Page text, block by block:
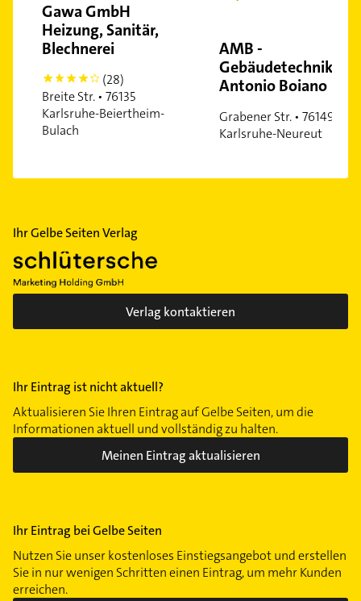
Gawa GmbH
Heizung, Sanitär,
Blechnerei
4
(28)
Breite Str. • 76135
Karlsruhe-Beiertheim-
Bulach
AMB -
Gebäudetechnik -
Antonio Boiano
Grabener Str. • 76149
Karlsruhe-Neureut
Ihr Gelbe Seiten Verlag
Verlag kontaktieren
Ihr Eintrag ist nicht aktuell?
Aktualisieren Sie Ihren Eintrag auf Gelbe Seiten, um die
Informationen aktuell und vollständig zu halten.
Meinen Eintrag aktualisieren
Ihr Eintrag bei Gelbe Seiten
Nutzen Sie unser kostenloses Einstiegsangebot und erstellen
Sie in nur wenigen Schritten einen Eintrag, um mehr Kunden
erreichen.